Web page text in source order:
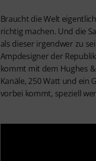
Braucht die Welt
richtig machen. Und die
als dieser irgendwer zu
Ampdesigner der
kommt mit dem Hughes
Kanäle, 250 Watt und ein
vorbei kommt, speziell